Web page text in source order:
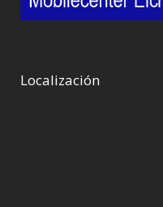
Localización